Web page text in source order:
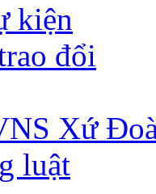
kiện
đổi
Xứ
luật